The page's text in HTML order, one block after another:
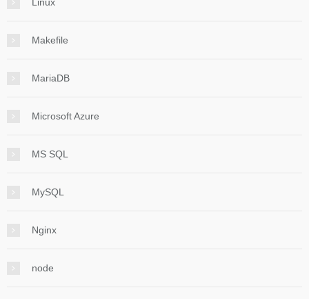
Makefile
MariaDB
Microsoft Azure
MS SQL
MySQL
Nginx
node